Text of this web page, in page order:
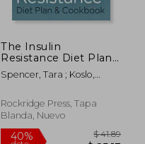
45%
dcto.
The Insulin
Resistance Diet Plan
& Cookbook: Lose
Weight, Manage
Prediabetes (en
Inglés)
Spencer, Tara ; Koslo,
Rockridge Press, Tapa
Blanda, Nuevo